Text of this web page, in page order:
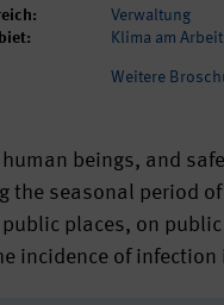
Verwaltung
Klima am
Weitere
beings, and
seasonal period
places, on
incidence of